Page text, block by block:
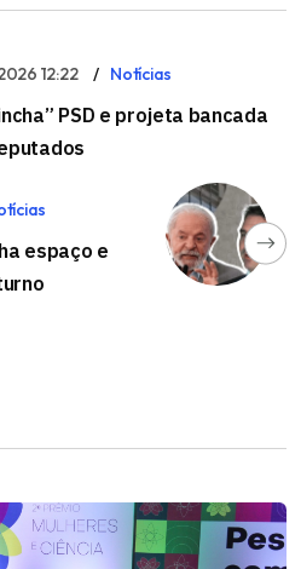
12:22 Notícias
PSD e projeta bancada
espaço e